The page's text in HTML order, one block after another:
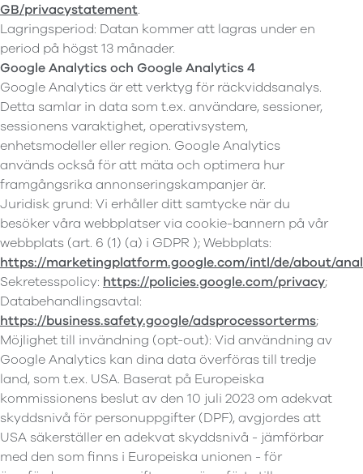
GB/privacystatement.
Lagringsperiod: Datan kommer att lagras under en
period på högst 13 månader.
Google Analytics och Google Analytics 4
Google Analytics är ett verktyg för räckviddsanalys.
Detta samlar in data som t.ex. användare, sessioner,
sessionens varaktighet, operativsystem,
enhetsmodeller eller region. Google Analytics
används också för att mäta och optimera hur
framgångsrika annonseringskampanjer är.
Juridisk grund: Vi erhåller ditt samtycke när du
besöker våra webbplatser via cookie-bannern på vår
webbplats (art. 6 (1) (a) i GDPR ); Webbplats:
https://marketingplatform.google.com/intl/de/about/
Sekretesspolicy: https://policies.google.com/privacy;
Databehandlingsavtal:
https://business.safety.google/adsprocessorterms;
Möjlighet till invändning (opt-out): Vid användning av
Google Analytics kan dina data överföras till tredje
land, som t.ex. USA. Baserat på Europeiska
kommissionens beslut av den 10 juli 2023 om adekvat
skyddsnivå för personuppgifter (DPF), avgjordes att
USA säkerställer en adekvat skyddsnivå - jämförbar
med den som finns i Europeiska unionen - för